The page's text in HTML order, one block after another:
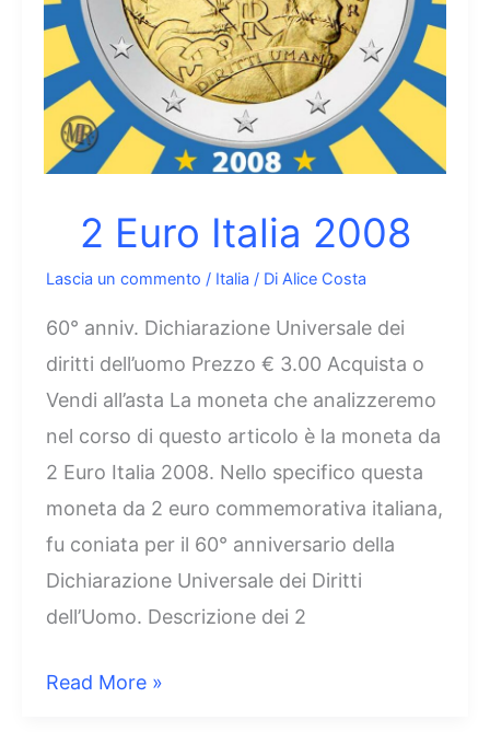
2 Euro Italia 2008
Lascia un commento / Italia / Di Alice Costa
60° anniv. Dichiarazione Universale dei
diritti dell’uomo Prezzo € 3.00 Acquista o
Vendi all’asta La moneta che analizzeremo
nel corso di questo articolo è la moneta da
2 Euro Italia 2008. Nello specifico questa
moneta da 2 euro commemorativa italiana,
fu coniata per il 60° anniversario della
Dichiarazione Universale dei Diritti
dell’Uomo. Descrizione dei 2
2
Read More »